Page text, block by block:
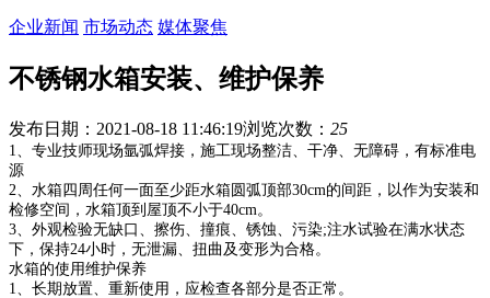
企业新闻 市场动态 媒体聚焦
不锈钢水箱安装、维护保养
发布日期：2021-08-18 11:46:19浏览次数： 25
1、专业技师现场氩弧焊接，施工现场整洁、干净、无障碍，有标准电
源
2、水箱四周任何一面至少距水箱圆弧顶部30cm的间距，以作为安装和
检修空间，水箱顶到屋顶不小于40cm。
3、外观检验无缺口、擦伤、撞痕、锈蚀、污染;注水试验在满水状态
下，保持24小时，无泄漏、扭曲及变形为合格。
水箱的使用维护保养
1、长期放置、重新使用，应检查各部分是否正常。